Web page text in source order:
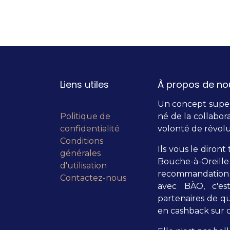
Liens utiles
Politique de
confidentialité
Conditions
générales
d'utilisation
Contactez-nous
À propos de
Un concept
né de la
volonté de
Ils vous le
Bouche-à-
avec BÀO,
partenaires de
en cashback sur